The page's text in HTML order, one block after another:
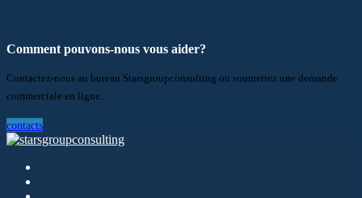
Comment pouvons-nous vous aider?
Contactez-nous au bureau Starsgroupconsulting ou soumettez une demande
commerciale en ligne.
contacts